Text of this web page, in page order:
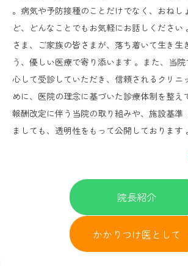
。病気や予防接種のことだけでなく、おねし
ど、どんなことでもお気軽にお話しください
さま、ご家族の皆さまが、落ち着いて生き生
う、優しい医療で寄り添います 。また、当
心して受診していただき、信頼されるクリニ
めに、医院の理念に基づいた診療体制を整え
報酬改定に伴う当院の取り組みや、施設基準
ましても、透明性をもって公開しております 。
院長紹介
かかりつけ医として